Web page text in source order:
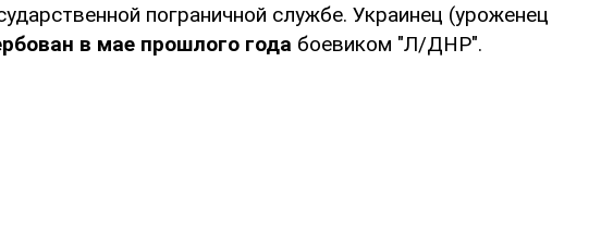
пограничной службе. Украинец (уроженец
в мае прошлого года боевиком "Л/ДНР".